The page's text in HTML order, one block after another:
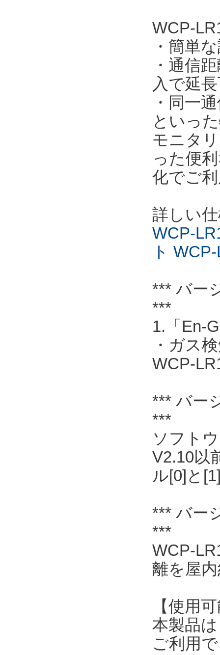
WCP-
・簡単
・通信
入で延
・同一
といっ
モニタ
った便
化でご
詳しい
WCP-
ト
*** バー
***
1.「En-
・ガス
WCP-
*** バー
***
ソフト
V2.10以
ル[0]と
*** バー
***
WCP-
離を屋
【使用
本製品
ご利用